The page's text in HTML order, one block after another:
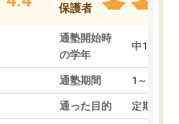
保護者
通塾開始時
の学年
中1
通塾期間 1～3ヵ月
通った目的 定期テス